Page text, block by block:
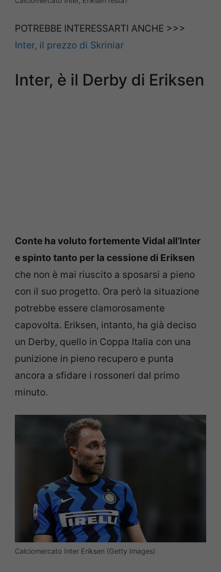
POTREBBE INTERESSARTI ANCHE >>>
Inter, il prezzo di Skriniar
Inter, è il Derby di Eriksen
Conte ha voluto fortemente Vidal all’Inter
e spinto tanto per la cessione di Eriksen
che non è mai riuscito a sposarsi a pieno
con il suo progetto. Ora però la situazione
potrebbe essere clamorosamente
capovolta. Eriksen, intanto, ha già deciso
un Derby, quello in Coppa Italia con una
punizione in pieno recupero e punta
ancora a sfidare i rossoneri dal primo
minuto.
Calciomercato Inter Eriksen (Getty Images)